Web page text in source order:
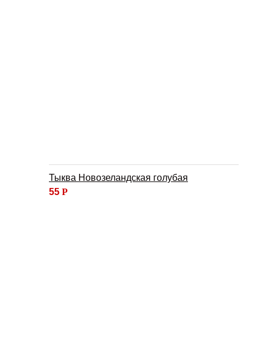
Тыква Новозеландская голубая
55 Р